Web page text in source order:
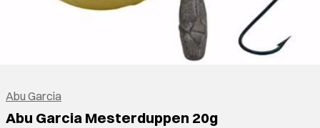
Abu Garcia
Abu Garcia Mesterduppen 20g